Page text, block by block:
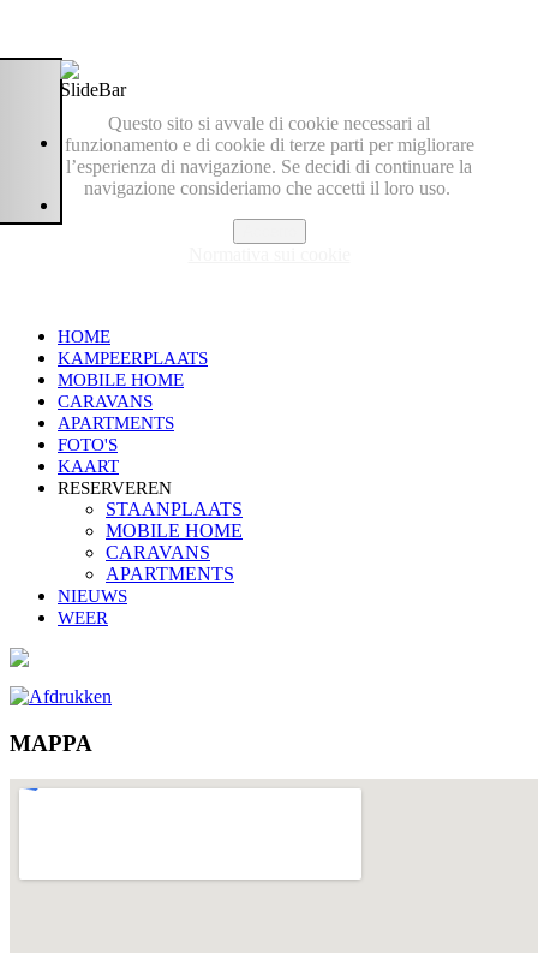
Questo sito si avvale di cookie necessari al
funzionamento e di cookie di terze parti per migliorare
l’esperienza di navigazione. Se decidi di continuare la
navigazione consideriamo che accetti il loro uso.
HOME
KAMPEERPLAATS
MOBILE HOME
CARAVANS
APARTMENTS
FOTO'S
KAART
RESERVEREN
STAANPLAATS
MOBILE HOME
CARAVANS
APARTMENTS
NIEUWS
WEER
MAPPA